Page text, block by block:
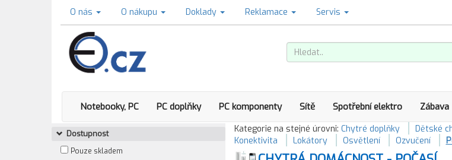
O nás O nákupu Doklady Reklamace Servis
Notebooky, PC PC doplňky PC komponenty Sítě Spotřební elektro Zábava
Dostupnost
Pouze skladem
Kategorie na stejné úrovni: Chytré doplňky Dětské
Konektivita
Lokátory Osvětlení Ozvučení